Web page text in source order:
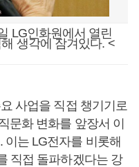
LG인화원에서 열린
해 생각에 잠겨있다. <
사업을 직접 챙기기로
문화 변화를 앞장서 이
는 LG전자를 비롯해
직접 돌파하겠다는 강